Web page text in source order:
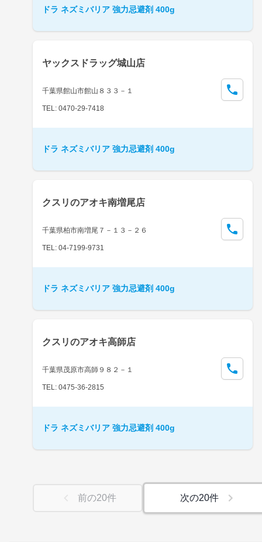
ドラ ネズミバリア 強力忌避剤 400g
ヤックスドラッグ城山店
千葉県館山市館山８３３－１
TEL: 0470-29-7418
ドラ ネズミバリア 強力忌避剤 400g
クスリのアオキ南増尾店
千葉県柏市南増尾７－１３－２６
TEL: 04-7199-9731
ドラ ネズミバリア 強力忌避剤 400g
クスリのアオキ高師店
千葉県茂原市高師９８２－１
TEL: 0475-36-2815
ドラ ネズミバリア 強力忌避剤 400g
前の20件 次の20件